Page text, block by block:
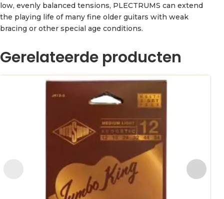
low, evenly balanced tensions, PLECTRUMS can extend
the playing life of many fine older guitars with weak
bracing or other special age conditions.
Gerelateerde producten